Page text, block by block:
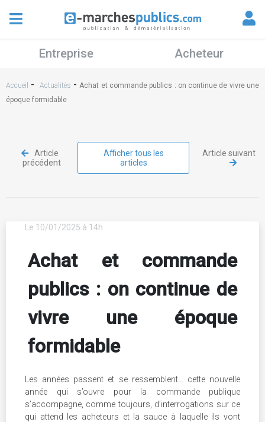
Entreprise Acheteur
Accueil - Actualités -Achat et commande publics : on continue de vivre une
époque formidable
Article
précédent
Afficher tous les
articles
Article suivant
Le 10/01/2025 à 14h
Achat et commande
publics : on continue de
vivre une époque
formidable
Les années passent et se ressemblent… cette nouvelle
année qui s’ouvre pour la commande publique
s’accompagne, comme toujours, d’interrogations sur ce
qui attend les acheteurs et la sauce à laquelle ils vont